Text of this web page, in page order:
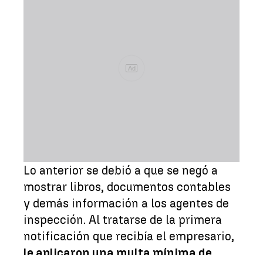
Ad
Lo anterior se debió a que se negó a
mostrar libros, documentos contables
y demás información a los agentes de
inspección. Al tratarse de la primera
notificación que recibía el empresario,